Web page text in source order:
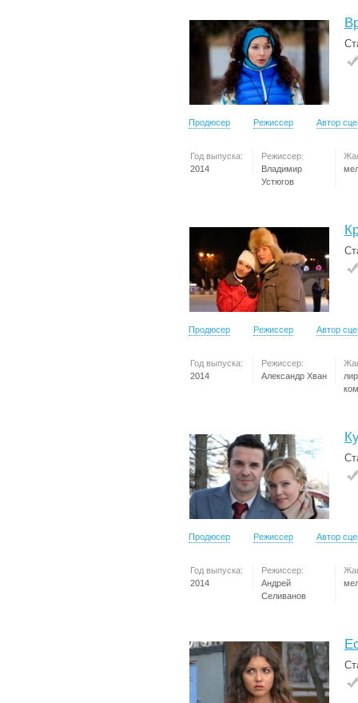
Продюсер Режиссер Автор
Год выпуска:
2014
Режиссер:
Владимир
Устюгов
Продюсер Режиссер Автор
Год выпуска:
2014
Режиссер:
Александр Хван
Продюсер Режиссер Автор
Год выпуска:
2014
Режиссер:
Андрей
Селиванов